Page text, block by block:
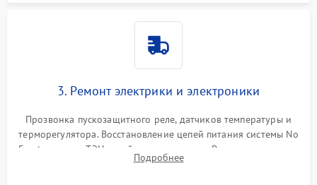
3. Ремонт электрики и электроники
Прозвонка пускозащитного реле, датчиков температуры и
терморегулятора. Восстановление цепей питания системы No
Frost, включая ТЭН оттайки и вентилятор. Ремонт или замена
платы управления при сбоях алгоритмов.
Подробнее